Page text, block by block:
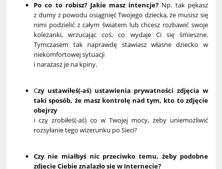
Po co to robisz? Jakie masz intencje? Np. tak pękasz
z dumy z powodu osiągnięć Twojego dziecka, że musisz się
nimi podzielić z całym światem lub chcesz rozbawić swoje
koleżanki, wrzucając coś, co wydaje Ci się śmieszne.
Tymczasem tak naprawdę stawiasz własne dziecko w
niekomfortowej sytuacji
i narażasz je na kpiny.
Czy ustawiłeś(-aś) ustawienia prywatności zdjęcia w
taki sposób, że masz kontrolę nad tym, kto to zdjęcie
obejrzy
i czy zrobiłeś(-aś) co w Twojej mocy, żeby uniemożliwić
rozsyłanie tego wizerunku po Sieci?
Czy nie miałbyś nic przeciwko temu, żeby podobne
zdjęcie Ciebie znalazło się w Internecie?